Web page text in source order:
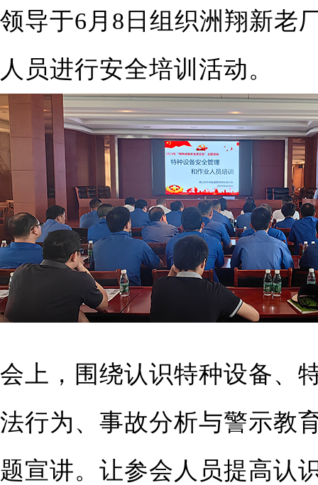
领导于6月8日组织洲翔新老
人员进行安全培训活动。
会上，围绕认识特种设备、
法行为、事故分析与警示教
题宣讲。让参会人员提高认